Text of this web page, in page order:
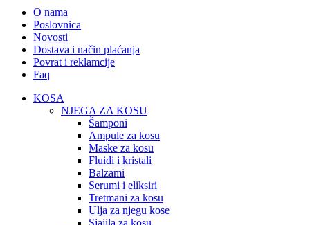
O nama
Poslovnica
Novosti
Dostava i način plaćanja
Povrat i reklamcije
Faq
KOSA
NJEGA ZA KOSU
Šamponi
Ampule za kosu
Maske za kosu
Fluidi i kristali
Balzami
Serumi i eliksiri
Tretmani za kosu
Ulja za njegu kose
Sjajila za kosu